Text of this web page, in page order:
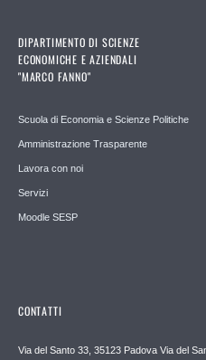
DIPARTIMENTO DI SCIENZE
ECONOMICHE E AZIENDALI
"MARCO FANNO"
Scuola di Economia e Scienze Politiche
Amministrazione Trasparente
Lavora con noi
Servizi
Moodle SESP
CONTATTI
Via del Santo 33, 35123 Padova Via del